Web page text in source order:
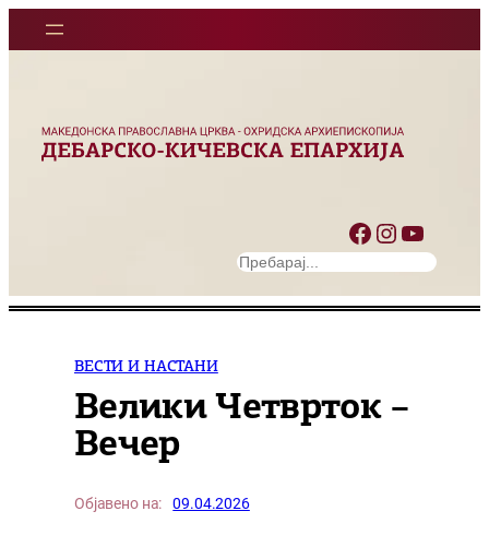
Facebook Instagram YouTube
S
a
h
ВЕСТИ И НАСТАНИ
Велики Четврток –
Вечер
Објавено на: 09.04.2026